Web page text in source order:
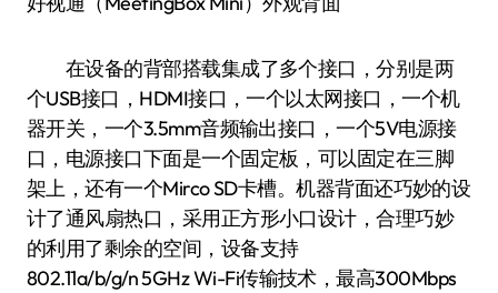
在设备的背部搭载集成了多个接口，分别是两
个USB接口，HDMI接口，一个以太网接口，一个机
器开关，一个3.5mm音频输出接口，一个5V电源接
口，电源接口下面是一个固定板，可以固定在三脚
架上，还有一个Mirco SD卡槽。机器背面还巧妙的设
计了通风扇热口，采用正方形小口设计，合理巧妙
的利用了剩余的空间，设备支持
802.11a/b/g/n 5GHz Wi-Fi传输技术，最高300Mbps